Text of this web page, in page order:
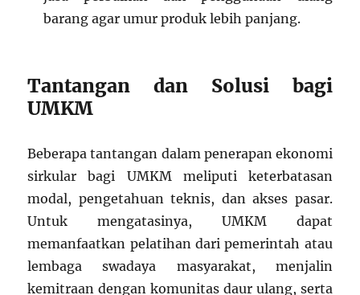
barang agar umur produk lebih panjang.
Tantangan dan Solusi bagi
UMKM
Beberapa tantangan dalam penerapan ekonomi
sirkular bagi UMKM meliputi keterbatasan
modal, pengetahuan teknis, dan akses pasar.
Untuk mengatasinya, UMKM dapat
memanfaatkan pelatihan dari pemerintah atau
lembaga swadaya masyarakat, menjalin
kemitraan dengan komunitas daur ulang, serta